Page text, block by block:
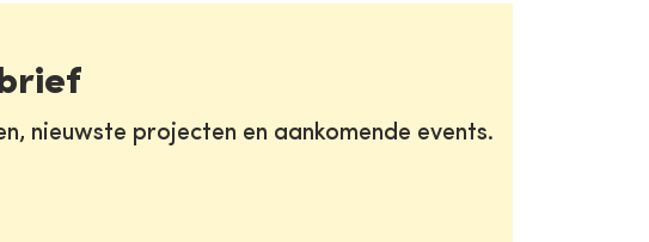
nieuwste projecten en aankomende events.